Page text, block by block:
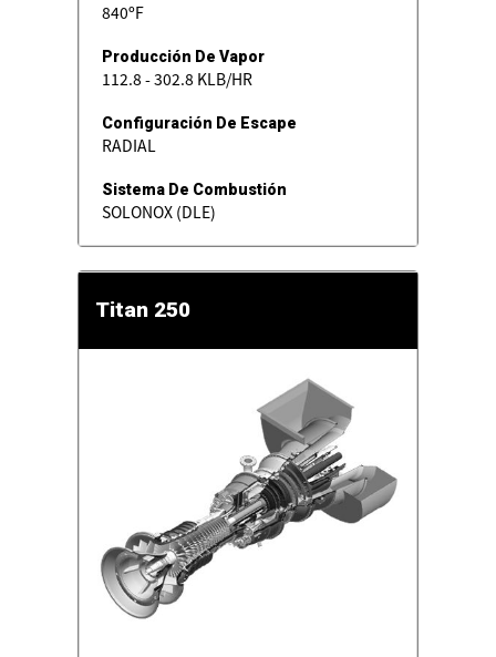
840ºF
Producción De Vapor
112.8 - 302.8 KLB/HR
Configuración De Escape
RADIAL
Sistema De Combustión
SOLONOX (DLE)
Titan 250